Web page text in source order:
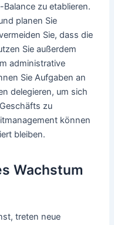
zu etablieren.
planen Sie
Sie, dass die
Sie außerdem
administrative
Sie Aufgaben an
delegieren, um sich
zu
können
bleiben.
Wachstum
treten neue